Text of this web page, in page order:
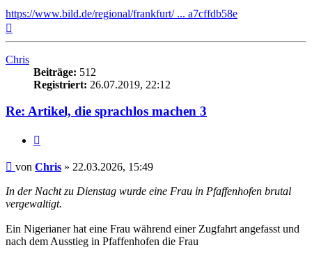
https://www.bild.de/regional/frankfurt/ ... a7cffdb58e
Chris
Beiträge: 512
Registriert: 26.07.2019, 22:12
Re: Artikel, die sprachlos machen 3
Beitrag
von Chris » 22.03.2026, 15:49
In der Nacht zu Dienstag wurde eine Frau in Pfaffenhofen brutal
vergewaltigt.
Ein Nigerianer hat eine Frau während einer Zugfahrt angefasst und
nach dem Ausstieg in Pfaffenhofen die Frau